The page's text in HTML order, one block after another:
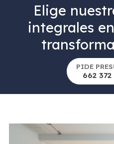
Elige
integrales
PIDE
662 372